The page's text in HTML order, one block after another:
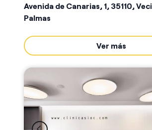
Avenida de Canarias, 1, 35110,
Palmas
Ver más